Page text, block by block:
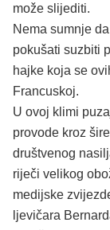
može slijediti.
Nema sumnje
pokušati suzbiti
hajke koja se
Francuskoj.
U ovoj klimi
provode kroz
društvenog
riječi velikog
medijske
ljevičara